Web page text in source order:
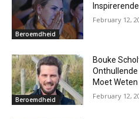
Beroemdheid
February 12,
Beroemdheid
Bouke
Moet Weten
February 12,